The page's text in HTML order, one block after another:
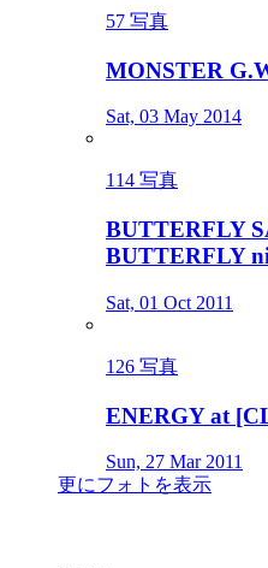
57 写真
MONSTER
Sat, 03 May 2014
114 写真
BUTTERFLY
BUTTERFLY
Sat, 01 Oct 2011
126 写真
ENERGY at
Sun, 27 Mar 2011
更にフォトを表示